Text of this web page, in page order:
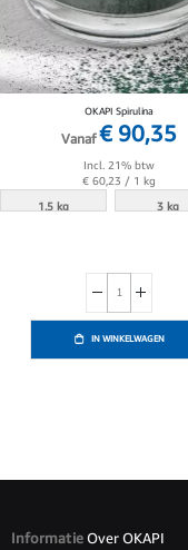
OKAPI Spirulina
Vanaf € 90,35
Incl. 21% btw
€ 60,23 / 1 kg
1.5 kg
3 kg
IN WINKELWAGEN
Informatie Over OKAPI